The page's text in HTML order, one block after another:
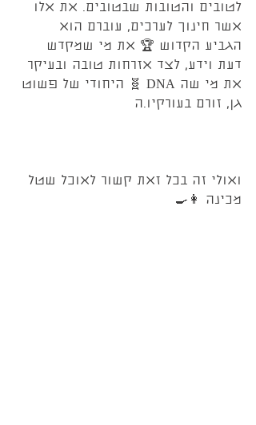
לטובים והטובות שבטובים. את אלו
אשר חינוך לערכים, עוברם הוא
הגביע הקדוש 🏆 את מי שמקדש
דעת וידע, לצד אזרחות טובה ובעיקר
את מי שה DNA 🧬 היחודי של פשוט
גן, זורם בעורקיו.ה
ואולי זה בכל זאת קשור לאוכל שטל
מכינה 👩‍🍳